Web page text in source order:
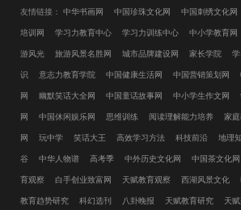
友情链接： 中华书画网 中国珍珠文化网 中国刺绣文化网
培训网 学习力教育中心 学习力训练中心 中小学教育网
游风光 旅游风景名胜网 城市品牌建设网 家长学院
识 意志力教育学院 中国健康生活网 中国营销策划网
网 幽默笑话大全网 中国童话故事网 中小学生作文网
网 中国休闲娱乐网 思维训练 阅读理解能力培养 家
网 玩中学 笑话大王 高效学习方法 科技前沿 地理
谷 中华人物谱 高考季 中外历史文化网 中国茶文化网
育观察 白手创业致富网 天赋教育观察 西湖风景文化
教育趋势研究 科幻选刊 八卦晚报 天赋教育研究 天